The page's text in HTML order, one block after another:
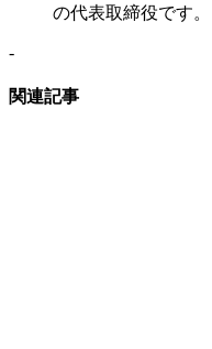
の代表取締役です。
-
関連記事